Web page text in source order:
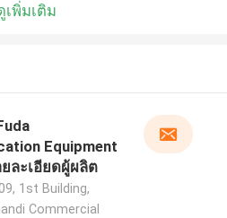
เพิ่มเติม
Equipment
ละเอียดผู้ผลิต
1st Building,
Commercial